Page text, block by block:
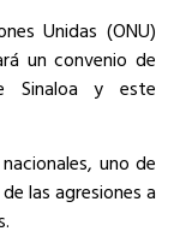
Unidas (ONU)
un convenio de
Sinaloa y este
uno de
las agresiones a